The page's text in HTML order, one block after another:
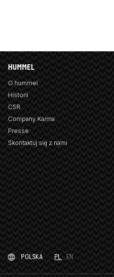
HUMMEL
O hummel
Historii
CSR
Company Karma
Presse
Skontaktuj się z nami
POLSKA PL EN